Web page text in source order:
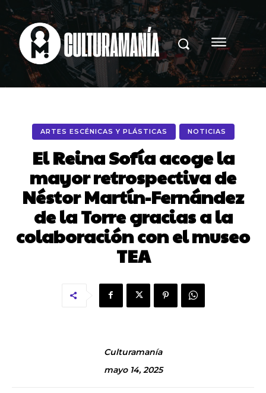
ARTES ESCÉNICAS Y PLÁSTICAS NOTICIAS
El Reina Sofía acoge la
mayor retrospectiva de
Néstor Martín-Fernández
de la Torre gracias a la
colaboración con el museo
TEA
Culturamanía
mayo 14, 2025